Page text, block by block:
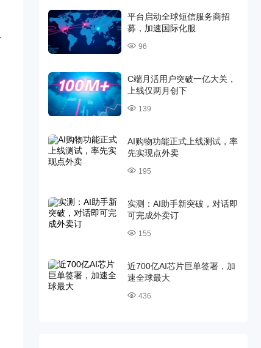
平台启动全球短信服务商招
募，加速国际化服
96
C端月活用户突破一亿大关，
上线仅两月创下
139
AI购物功能正式上线测试，率
先实现点外卖
195
实测：AI助手新突破，对话即
可完成外卖订
155
近700亿AI芯片巨单签署，加
速全球最大
436